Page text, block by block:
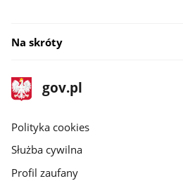
Na skróty
stopka
gov.pl
Strona
gov.pl
gov.pl
Polityka cookies
Służba cywilna
Profil zaufany